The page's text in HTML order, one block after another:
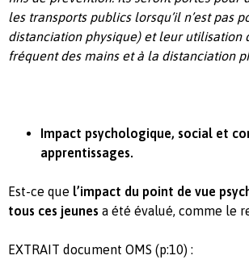
les transports publics lorsqu’il n’est pas
distanciation physique) et leur utilisation
fréquent des mains et à la distanciation
Impact psychologique, social et
apprentissages.
Est-ce que l’impact du point de vue
tous ces jeunes a été évalué, comme le
EXTRAIT document OMS (p:10) :